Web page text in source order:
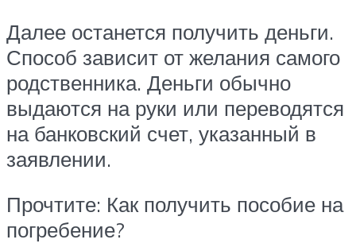
Далее останется получить деньги.
Способ зависит от желания самого
родственника. Деньги обычно
выдаются на руки или переводятся
на банковский счет, указанный в
заявлении.
Прочтите: Как получить пособие на
погребение?